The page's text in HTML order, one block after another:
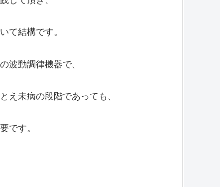
て結構です。
波動調律機器で、
え未病の段階であっても、
です。